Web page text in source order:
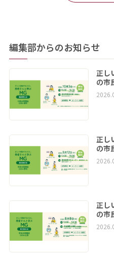
編集部からのお知らせ
正し
の市
正し
の市
正し
の市